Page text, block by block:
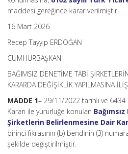
maddesi gereğince karar verilmiştir.
16 Mart 2026
Recep Tayyip ERDOĞAN
CUMHURBAŞKANI
BAĞIMSIZ DENETİME TABİ
KARARDA DEĞİŞİKLİK YAPILMASINA
MADDE 1– 29/11/2022 tarihli ve 6434
Kararı ile yürürlüğe konulan
Şirketlerin Belirlenmesine Dair
birinci fıkrasının (b) bendinin (3)
şekilde değiştirilmiştir.